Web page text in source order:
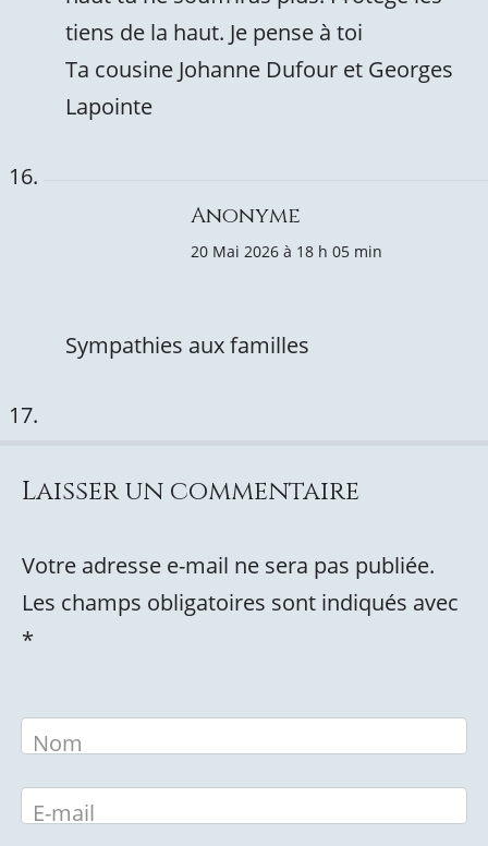
tiens de la haut. Je pense à toi
Ta cousine Johanne Dufour et Georges
Lapointe
Anonyme
20 Mai 2026 à 18 h 05 min
Sympathies aux familles
Laisser un commentaire
Votre adresse e-mail ne sera pas publiée.
Les champs obligatoires sont indiqués avec
*
Nom
E-mail